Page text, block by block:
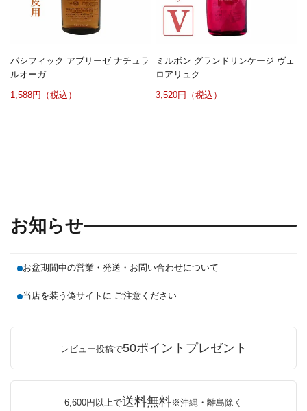
パシフィック アブリーゼ ナチュラ
ルオーガ ...
1,588円（税込）
ミルボン グランドリンケージ ヴェ
ロアリュク...
3,520円（税込）
お知らせ
お盆期間中の営業・発送・お問い合わせについて
当店を装う偽サイトに ご注意ください
レビュー投稿で50ポイントプレゼント
6,600円以上で送料無料※沖縄・離島除く